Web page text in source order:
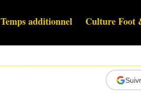
Temps additionnel Culture Foot